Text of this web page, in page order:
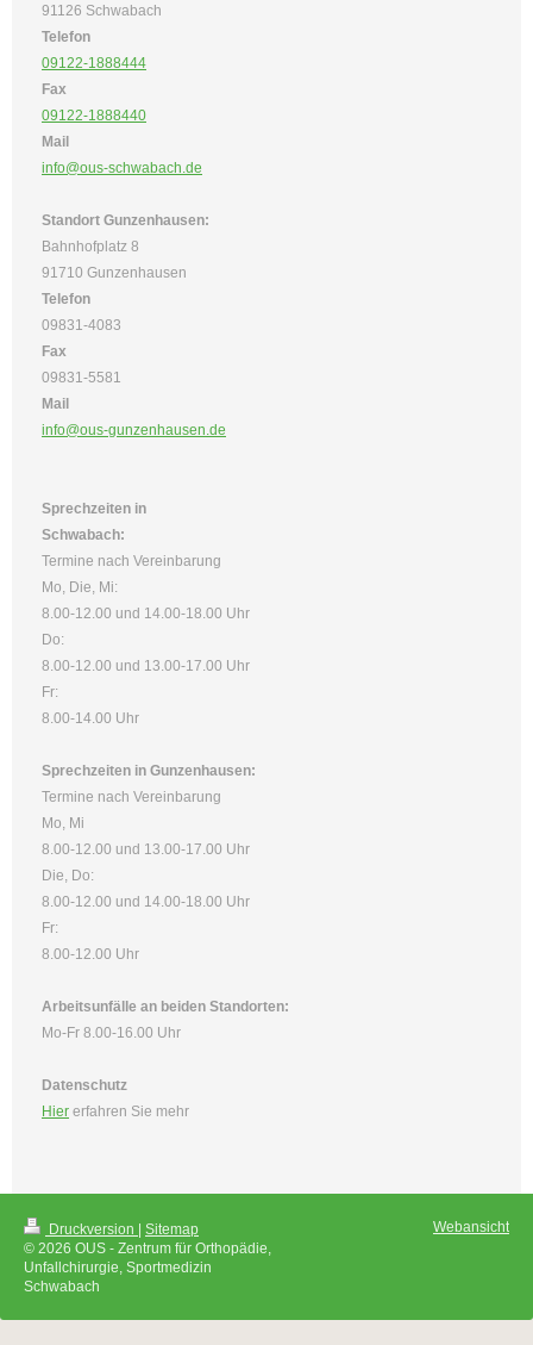
91126 Schwabach
Telefon
09122-1888444
Fax
09122-1888440
Mail
info@ous-schwabach.de
Standort Gunzenhausen:
Bahnhofplatz 8
91710 Gunzenhausen
Telefon
09831-4083
Fax
09831-5581
Mail
info@ous-gunzenhausen.de
Sprechzeiten in
Schwabach:
Termine nach Vereinbarung
Mo, Die, Mi:
8.00-12.00 und 14.00-18.00 Uhr
Do:
8.00-12.00 und 13.00-17.00 Uhr
Fr:
8.00-14.00 Uhr
Sprechzeiten in Gunzenhausen:
Termine nach Vereinbarung
Mo, Mi
8.00-12.00 und 13.00-17.00 Uhr
Die, Do:
8.00-12.00 und 14.00-18.00 Uhr
Fr:
8.00-12.00 Uhr
Arbeitsunfälle an beiden Standorten:
Mo-Fr 8.00-16.00 Uhr
Datenschutz
Hier erfahren Sie mehr
Druckversion | Sitemap
© 2026 OUS - Zentrum für Orthopädie,
Unfallchirurgie, Sportmedizin
Schwabach
Webansicht